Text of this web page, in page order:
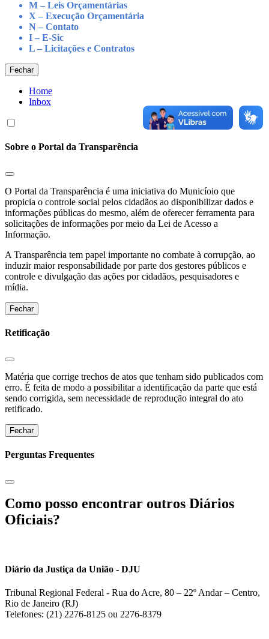
M – Leis Orçamentárias
X – Execução Orçamentária
N – Contato
I – E-Sic
L – Licitações e Contratos
Fechar
Home
Inbox
Sobre o Portal da Transparência
O Portal da Transparência é uma iniciativa do Municíoio que
propicia o controle social pelos cidadãos ao disponibilizar dados e
informações públicas do mesmo, além de oferecer ferramenta para
solicitações de informações por meio da Lei de Acesso a
Informação.
A Transparência tem papel importante no combate à corrupção, ao
induzir maior responsabilidade por parte dos gestores públicos e
controle e divulgação das ações por cidadãos, pesquisadores e
mídia.
Fechar
Retificação
Matéria que corrige trechos de atos que tenham sido publicados com
erro. É feita de modo a possibilitar a identificação da parte que está
sendo corrigida, sem necessidade de reprodução integral do ato
retificado.
Fechar
Perguntas Frequentes
Como posso encontrar outros Diários
Oficiais?
Diário da Justiça da União - DJU
Tribunal Regional Federal - Rua do Acre, 80 – 22º Andar – Centro,
Rio de Janeiro (RJ)
Telefones: (21) 2276-8125 ou 2276-8379